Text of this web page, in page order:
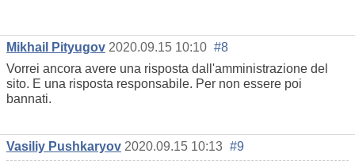
Mikhail Pityugov 2020.09.15 10:10 #8
Vorrei ancora avere una risposta dall'amministrazione del
sito. E una risposta responsabile. Per non essere poi
bannati.
Vasiliy Pushkaryov 2020.09.15 10:13 #9